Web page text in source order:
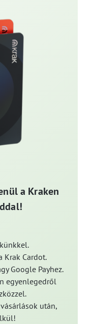
a Kraken
Krak Cardot.
Google Payhez.
egyenlegedről
után,